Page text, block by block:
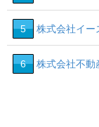
5 株式会社イー
6 株式会社不動